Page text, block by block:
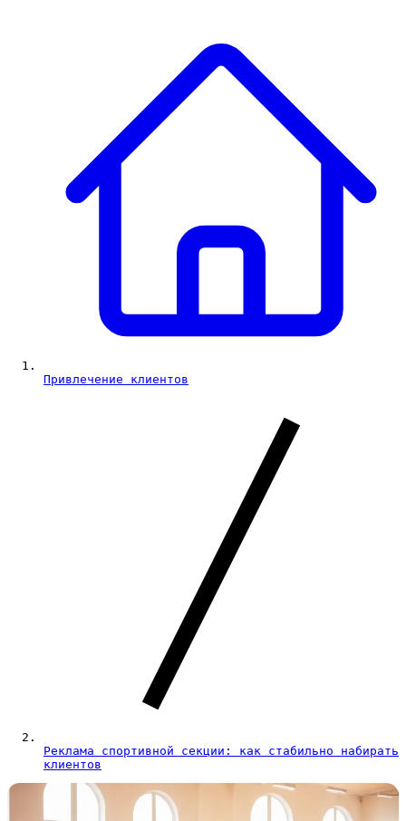
Привлечение клиентов
Реклама спортивной секции: как стабильно набирать
клиентов